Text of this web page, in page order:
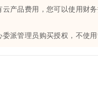
产品费用，您可以使用财
派管理员购买授权，不使用
10分钟微调：让0.6B模型媲美235B模型 多模态数据
建站系统